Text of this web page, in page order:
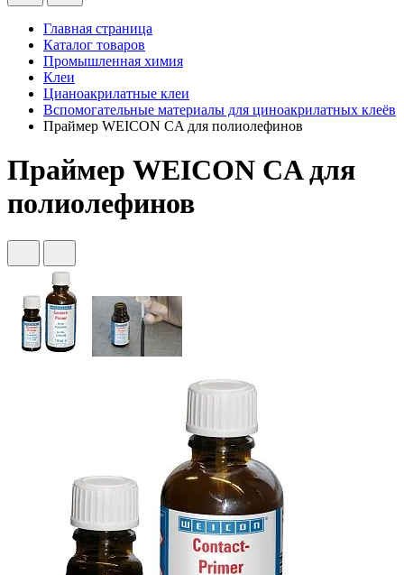
Главная страница
Каталог товаров
Промышленная химия
Клеи
Цианоакрилатные клеи
Вспомогательные материалы для циноакрилатных клеёв
Праймер WEICON CA для полиолефинов
Праймер WEICON CA для
полиолефинов